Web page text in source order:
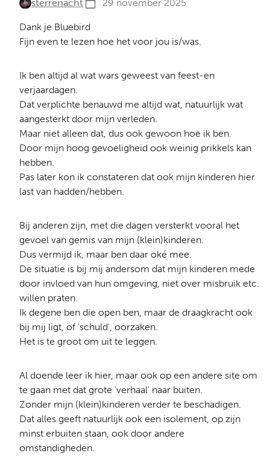
sterrenacht 29 november 2025
Dank je Bluebird
Fijn even te lezen hoe het voor jou is/was.
Ik ben altijd al wat wars geweest van feest-en
verjaardagen.
Dat verplichte benauwd me altijd wat, natuurlijk wat
aangesterkt door mijn verleden.
Maar niet alleen dat, dus ook gewoon hoe ik ben.
Door mijn hoog gevoeligheid ook weinig prikkels kan
hebben.
Pas later kon ik constateren dat ook mijn kinderen hier
last van hadden/hebben.
Bij anderen zijn, met die dagen versterkt vooral het
gevoel van gemis van mijn (klein)kinderen.
Dus vermijd ik, maar ben daar oké mee.
De situatie is bij mij andersom dat mijn kinderen mede
door invloed van hun omgeving, niet over misbruik etc.
willen praten.
Ik degene ben die open ben, maar de draagkracht ook
bij mij ligt, of 'schuld', oorzaken.
Het is te groot om uit te leggen.
Al doende leer ik hier, maar ook op een andere site om
te gaan met dat grote 'verhaal' naar buiten.
Zonder mijn (klein)kinderen verder te beschadigen.
Dat alles geeft natuurlijk ook een isolement, op zijn
minst erbuiten staan, ook door andere
omstandigheden.